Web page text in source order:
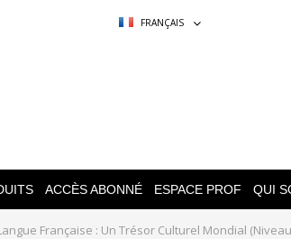
FRANÇAIS
ACCÈS ABONNÉ ESPACE PROF QUI
Française : Un Trésor Culturel Mondial